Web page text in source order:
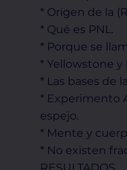
* Origen de la
* Qué es PNL.
* Porque se
* Yellowstone y
* Las bases de
* Experimento
espejo.
* Mente y
* No existen